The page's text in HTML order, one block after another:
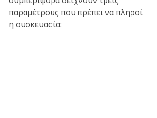
παραμέτρους που πρέπει να πληροί
η συσκευασία: